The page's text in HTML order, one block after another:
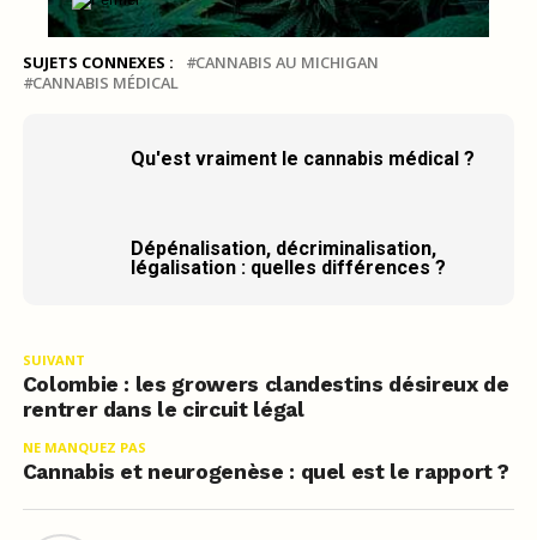
SUJETS CONNEXES :
CANNABIS AU MICHIGAN
CANNABIS MÉDICAL
Qu'est vraiment le cannabis médical ?
Dépénalisation, décriminalisation,
légalisation : quelles différences ?
SUIVANT
Colombie : les growers clandestins désireux de
rentrer dans le circuit légal
NE MANQUEZ PAS
Cannabis et neurogenèse : quel est le rapport ?